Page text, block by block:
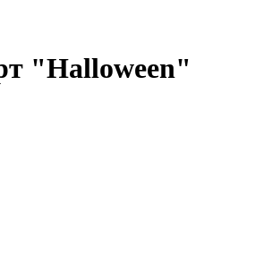
"Halloween"